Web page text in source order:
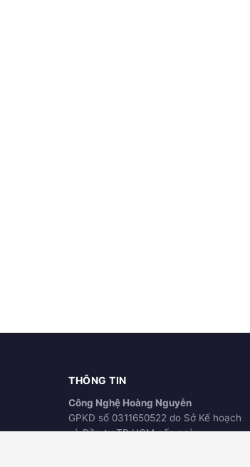
THÔNG TIN
Công Nghệ Hoàng Nguyễn
GPKD số 0311650522 do Sở Kế hoạch
và Đầu tư TP.HCM cấp ngày